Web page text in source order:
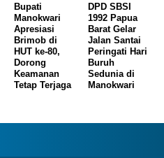
Bupati
Manokwari
Apresiasi
Brimob di
HUT ke-80,
Dorong
Keamanan
Tetap Terjaga
DPD SBSI
1992 Papua
Barat Gelar
Jalan Santai
Peringati Hari
Buruh
Sedunia di
Manokwari